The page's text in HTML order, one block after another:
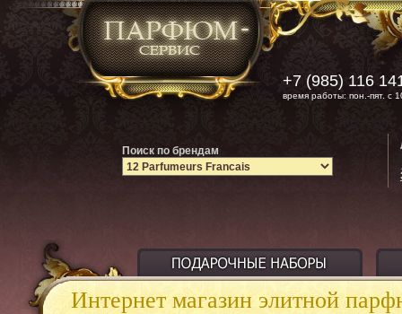
Интернет магазин элитной
+7 (985) 116
время работы: пон.-пят. с
Поиск по брендам